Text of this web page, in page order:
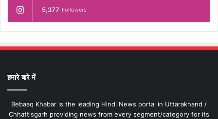
5,377 Followers
हमारे बारे में
Bebaaq Khabar is the leading Hindi News portal in Uttarakhand /
Chhattisgarh providing news from every segment/category for its